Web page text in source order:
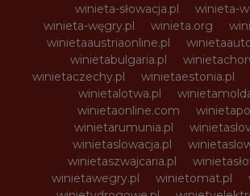
winieta-słowacja.pl
winieta-
winieta-węgry.pl
winieta.org
winietaaustriaonline.pl
winietabulgaria.pl
winietaczechy.pl
winietaestonia.pl
winietalotwa.pl
winietaonline.com
winietarumunia.pl
winietaslowacja.pl
winietaszwajcaria.pl
winietawegry.pl
winietomat.pl